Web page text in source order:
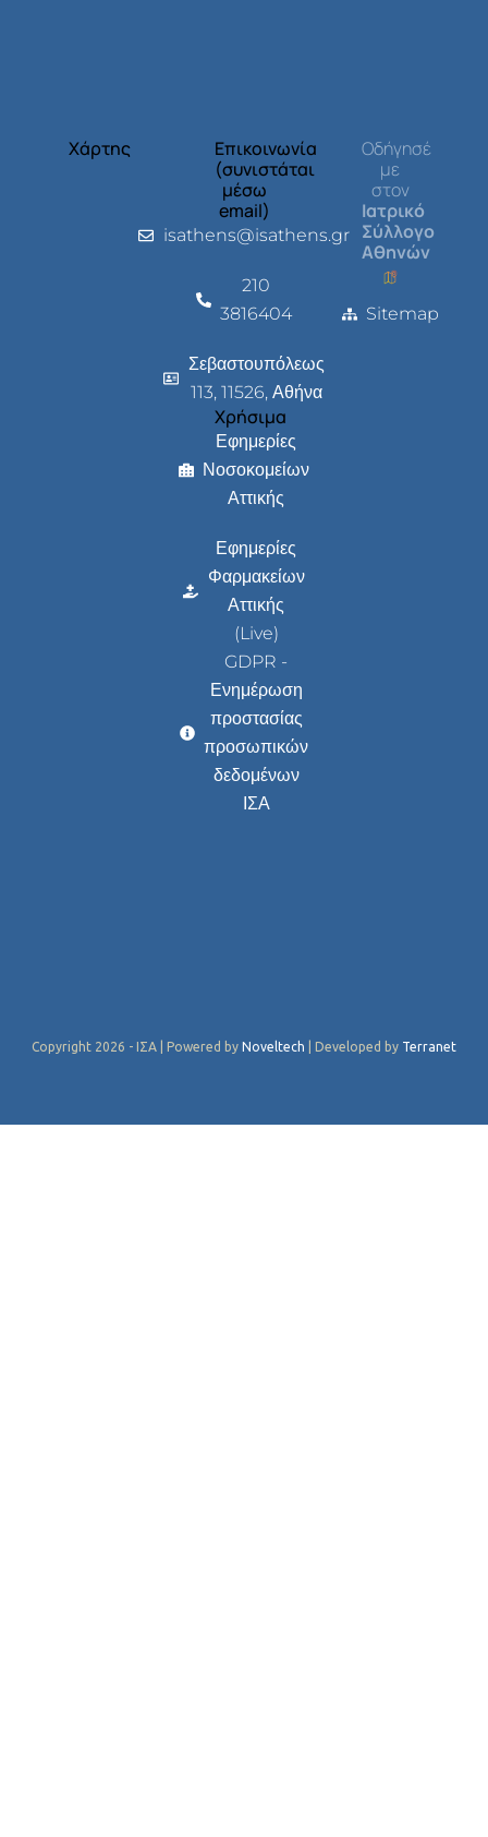
Χάρτης
Επικοινωνία
(συνιστάται
μέσω
email)
isathens@isathens.gr
210
3816404
Σεβαστουπόλεως
113, 11526, Αθήνα
Χρήσιμα
Εφημερίες
Νοσοκομείων
Αττικής
Εφημερίες
Φαρμακείων
Αττικής
(Live)
GDPR -
Ενημέρωση
προστασίας
προσωπικών
δεδομένων
ΙΣΑ
Οδήγησέ
με
στον
Ιατρικό
Σύλλογο
Αθηνών
Sitemap
Copyright 2026 - ΙΣΑ | Powered by Noveltech | Developed by Terranet